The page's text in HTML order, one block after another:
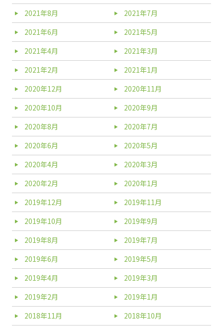
2021年8月
2021年7月
2021年6月
2021年5月
2021年4月
2021年3月
2021年2月
2021年1月
2020年12月
2020年11月
2020年10月
2020年9月
2020年8月
2020年7月
2020年6月
2020年5月
2020年4月
2020年3月
2020年2月
2020年1月
2019年12月
2019年11月
2019年10月
2019年9月
2019年8月
2019年7月
2019年6月
2019年5月
2019年4月
2019年3月
2019年2月
2019年1月
2018年11月
2018年10月